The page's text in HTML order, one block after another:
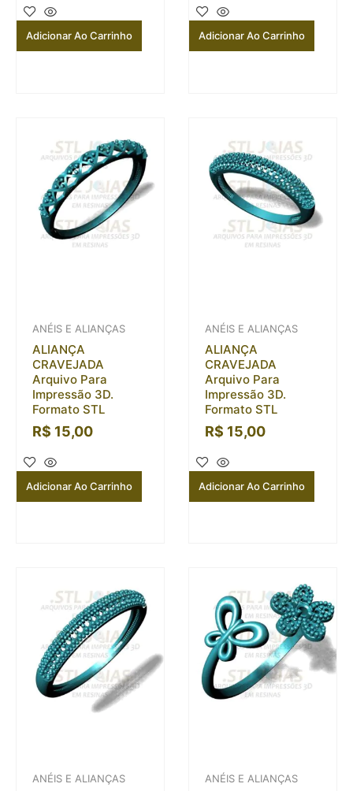
Adicionar Ao Carrinho Adicionar Ao Carrinho
ANÉIS E ALIANÇAS
ALIANÇA
CRAVEJADA
Arquivo Para
Impressão 3D.
Formato STL
R$ 15,00
Adicionar Ao Carrinho
ANÉIS E ALIANÇAS
ALIANÇA
CRAVEJADA
Arquivo Para
Impressão 3D.
Formato STL
R$ 15,00
Adicionar Ao Carrinho
ANÉIS E ALIANÇAS ANÉIS E ALIANÇAS